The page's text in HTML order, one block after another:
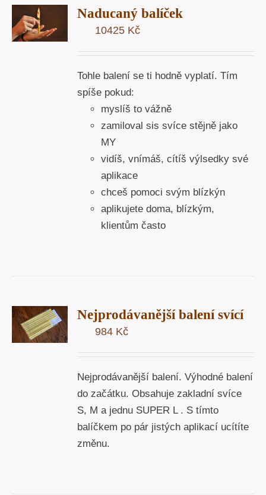
Naducaný balíček
10425 Kč
Tohle balení se ti hodně vyplatí. Tím
spíše pokud:
myslíš to vážně
zamiloval sis svíce stějně jako
MY
vidíš, vnímáš, cítíš výlsedky své
aplikace
chceš pomoci svým blízkýn
aplikujete doma, blízkým,
klientům často
Nejprodávanější balení svící
984 Kč
Nejprodávanější balení. Výhodné balení
do začátku. Obsahuje zakladní svíce
S, M a jednu SUPER L . S tímto
balíčkem po pár jistých aplikací ucítíte
změnu.